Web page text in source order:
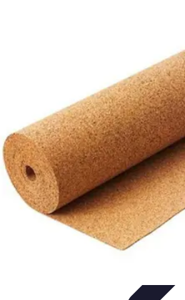
Aprende con Nosotros